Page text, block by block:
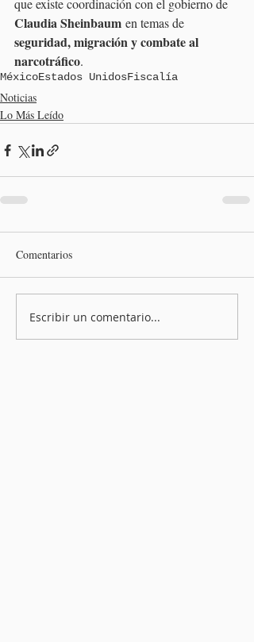
que existe coordinación con el gobierno de
Claudia Sheinbaum en temas de
seguridad, migración y combate al
narcotráfico.
MéxicoEstados UnidosFiscalía
Noticias
Lo Más Leído
Comentarios
Escribir un comentario...